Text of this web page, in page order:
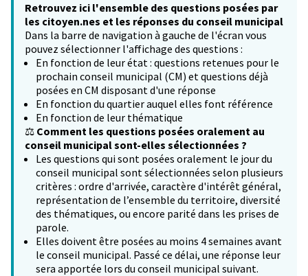
Retrouvez ici l'ensemble des questions posées par
les citoyen.nes et les réponses du conseil municipal
Dans la barre de navigation à gauche de l'écran vous
pouvez sélectionner l'affichage des questions :
En fonction de leur état : questions retenues pour le
prochain conseil municipal (CM) et questions déjà
posées en CM disposant d'une réponse
En fonction du quartier auquel elles font référence
En fonction de leur thématique
⚖️ Comment les questions posées oralement au
conseil municipal sont-elles sélectionnées ?
Les questions qui sont posées oralement le jour du
conseil municipal sont sélectionnées selon plusieurs
critères : ordre d'arrivée, caractère d'intérêt général,
représentation de l’ensemble du territoire, diversité
des thématiques, ou encore parité dans les prises de
parole.
Elles doivent être posées au moins 4 semaines avant
le conseil municipal. Passé ce délai, une réponse leur
sera apportée lors du conseil municipal suivant.